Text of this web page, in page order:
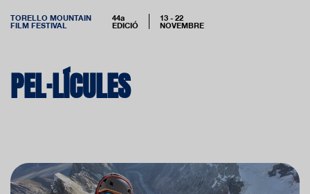
TORELLO MOUNTAIN
FILM FESTIVAL
44a
EDICIÓ
13 - 22
NOVEMBRE
PEL·LÍCULES